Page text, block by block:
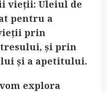
vieții: Uleiul de
pentru a
prin
și prin
și a apetitului.
explora